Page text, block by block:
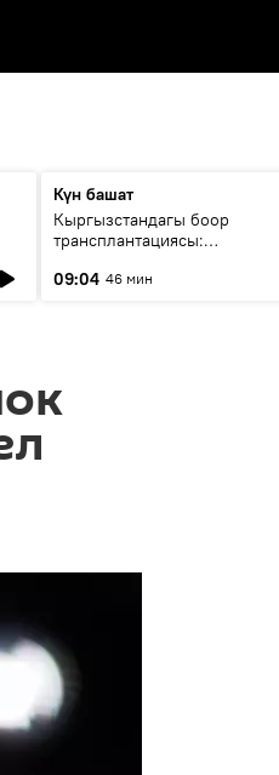
Күн башат
Кыргызстандагы боор
трансплантациясы:
келечеги
09:04 46 мин